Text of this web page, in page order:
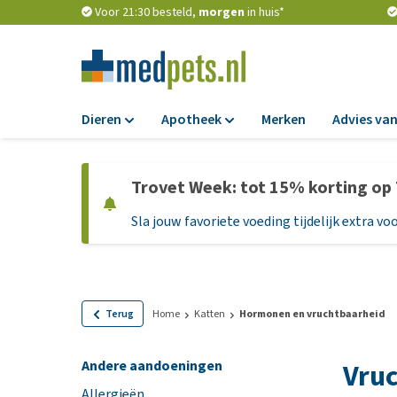
Voor 21:30 besteld, morgen in huis*
Dieren
Hondenbrokken
Natvoer
Graanvrij
Glutenvrij
Apotheek
Vlooien en teken
Ontworming
Probiotica en
Medische
Merken Advies
Trovet Week: tot 15% korting
Sla jouw favoriete voeding tijdelijk extra
Terug Home Katten Hormonen en vruchtbaarheid
Andere aandoeningen